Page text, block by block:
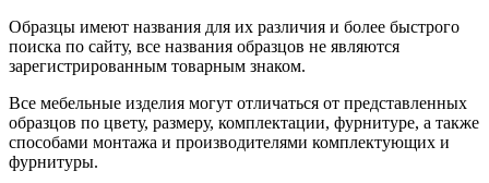
Образцы имеют названия для их различия и более быстрого
поиска по сайту, все названия образцов не являются
зарегистрированным товарным знаком.
Все мебельные изделия могут отличаться от представленных
образцов по цвету, размеру, комплектации, фурнитуре, а также
способами монтажа и производителями комплектующих и
фурнитуры.